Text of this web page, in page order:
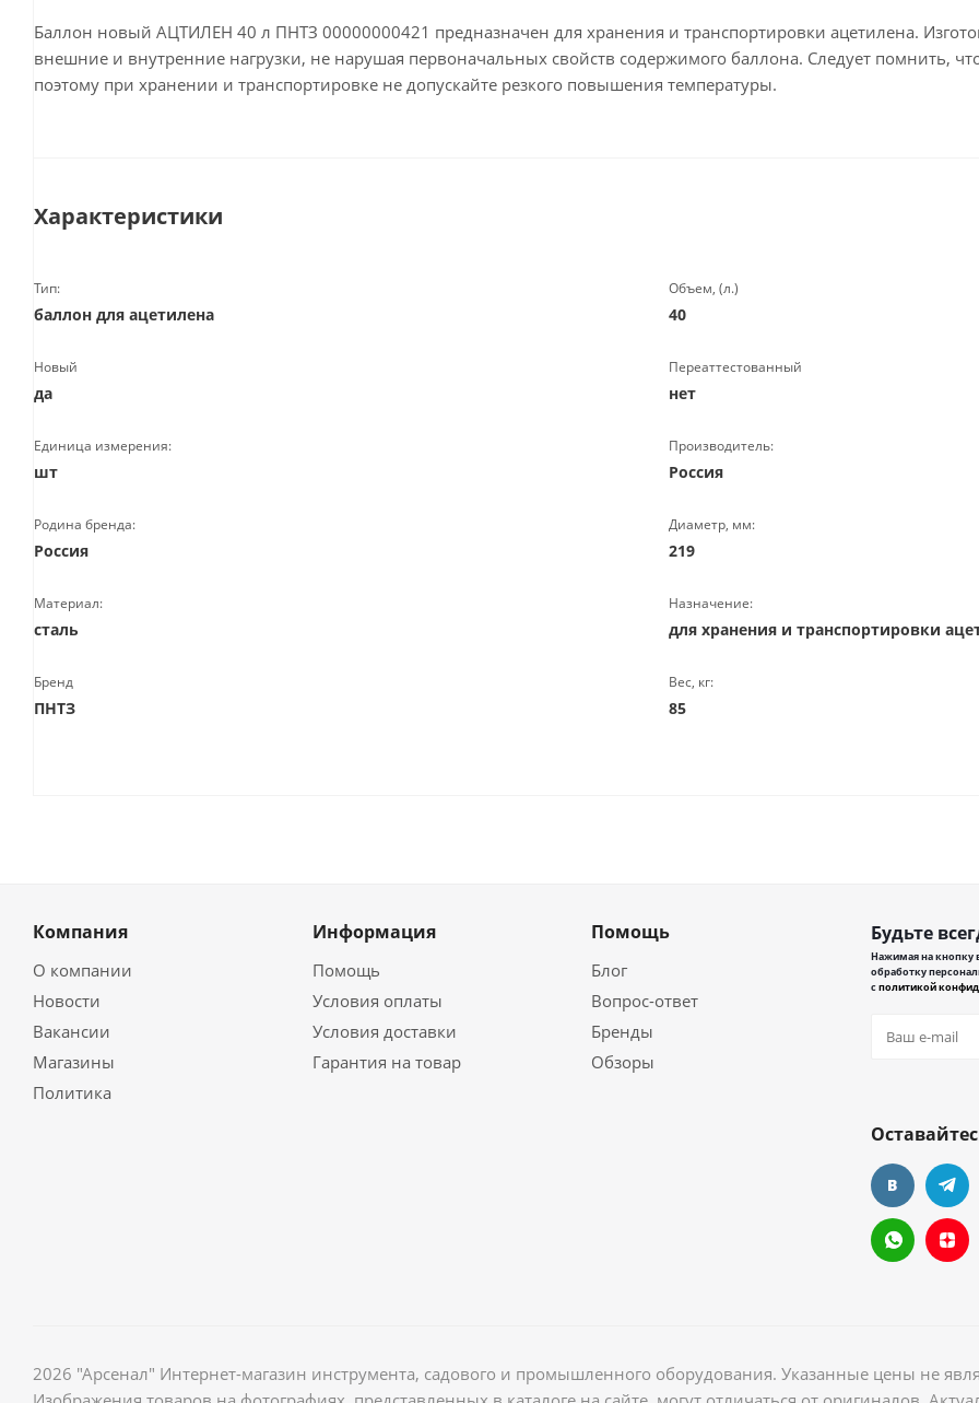
Баллон новый АЦТИЛЕН 40 л ПНТЗ 00000000421 предназначен для хранения и транспортировки ацетилена.
внешние и внутренние нагрузки, не нарушая первоначальных свойств содержимого баллона. Следует помнить,
поэтому при хранении и транспортировке не допускайте резкого повышения температуры.
Характеристики
Тип:
баллон для ацетилена
Объем, (л.)
40
Новый
да
Переаттестованный
нет
Единица измерения:
шт
Производитель:
Россия
Родина бренда:
Россия
Диаметр, мм:
219
Материал:
сталь
Назначение:
для хранения и транспортировки
Бренд
ПНТЗ
Вес, кг:
85
Компания
О компании
Новости
Вакансии
Магазины
Политика
Информация
Помощь
Условия оплаты
Условия доставки
Гарантия на товар
Помощь
Блог
Вопрос-ответ
Бренды
Обзоры
Будьте
Нажимая на кнопку
обработку
сполитикой
2026 "Арсенал" Интернет-магазин инструмента, садового и промышленного оборудования. Указанные цены не